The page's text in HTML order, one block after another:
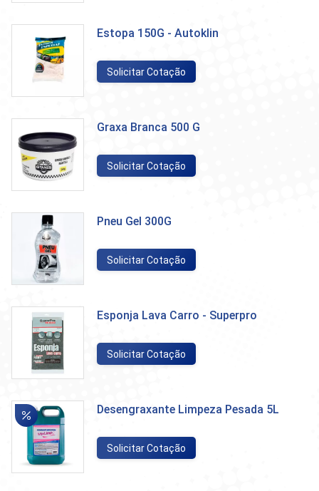
Estopa 150G - Autoklin
Solicitar Cotação
Graxa Branca 500 G
Solicitar Cotação
Pneu Gel 300G
Solicitar Cotação
Esponja Lava Carro - Superpro
Solicitar Cotação
Desengraxante Limpeza Pesada 5L
Solicitar Cotação